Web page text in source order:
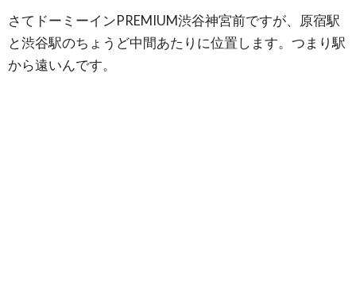
さてドーミーインPREMIUM渋谷神宮前ですが、原宿駅
と渋谷駅のちょうど中間あたりに位置します。つまり駅
から遠いんです。